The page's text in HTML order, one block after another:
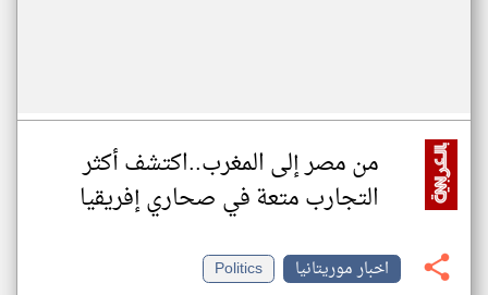
من مصر إلى المغرب..اكتشف أكثر
التجارب متعة في صحاري إفريقيا
اخبار موريتانيا
Politics